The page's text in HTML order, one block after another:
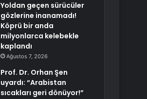
Yoldan geçen sürücüler
gözlerine inanamadı!
Köprü bir anda
milyonlarca kelebekle
kaplandı
Ağustos 7, 2026
Prof. Dr. Orhan Şen
uyardı: “Arabistan
sıcakları geri dönüyor!”